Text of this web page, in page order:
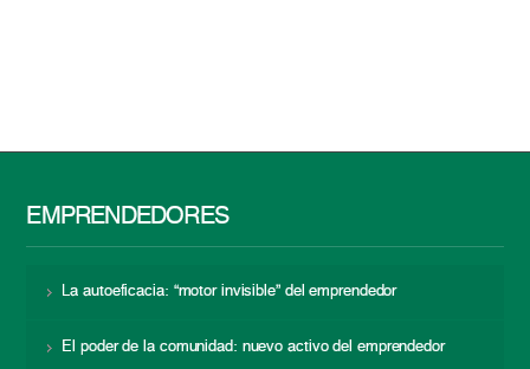
EMPRENDEDORES
La autoeficacia: “motor invisible” del emprendedor
El poder de la comunidad: nuevo activo del emprendedor